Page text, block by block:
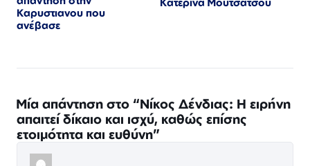
Καρυστιανου που
ανέβασε
Μία απάντηση στο “Νίκος Δένδιας: Η ειρήνη
απαιτεί δίκαιο και ισχύ, καθώς επίσης
ετοιμότητα και ευθύνη”